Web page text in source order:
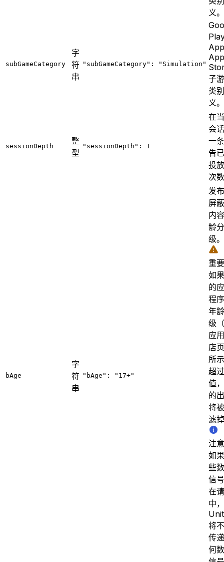
义。
subGameCategory
字
符
串
"subGameCategory": "Simulation"
App
子
类
义。
sessionDepth
整
型
"sessionDepth": 1
在
会
一
告
投
次
bAge
字
符
串
"bAge": "17+"
发
屏
内
龄分
级。
重要
如
的
程
年
级
应
店
所
超
值
的
将
滤
注意
如
些
信
在
中
将
传
何